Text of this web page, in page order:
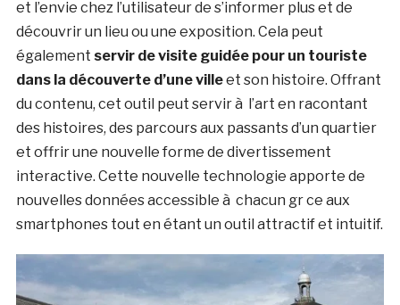
et l’envie chez l’utilisateur de s’informer plus et de
découvrir un lieu ou une exposition. Cela peut
également servir de visite guidée pour un touriste
dans la découverte d’une villeet son histoire. Offrant
du contenu, cet outil peut servir à l’art en racontant
des histoires, des parcours aux passants d’un quartier
et offrir une nouvelle forme de divertissement
interactive. Cette nouvelle technologie apporte de
nouvelles données accessible à chacun gr ce aux
smartphones tout en étant un outil attractif et intuitif.